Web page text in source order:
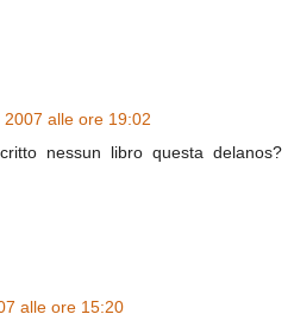
2007 alle ore 19:02
nessun libro questa delanos?
alle ore 15:20